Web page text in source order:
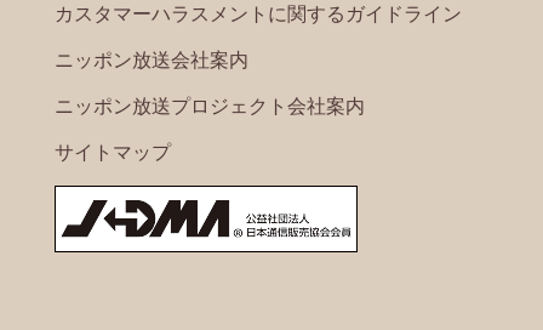
カスタマーハラスメントに関するガイドライン
ニッポン放送会社案内
ニッポン放送プロジェクト会社案内
サイトマップ